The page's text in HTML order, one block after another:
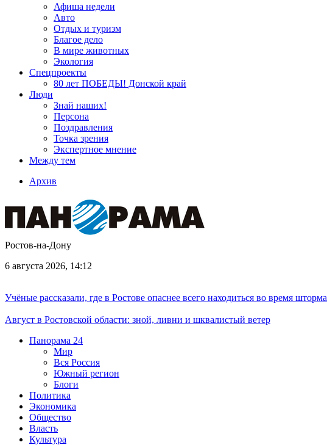
Афиша недели
Авто
Отдых и туризм
Благое дело
В мире животных
Экология
Спецпроекты
80 лет ПОБЕДЫ! Донской край
Люди
Знай наших!
Персона
Поздравления
Точка зрения
Экспертное мнение
Между тем
Архив
Ростов-на-Дону
6 августа 2026, 14:12
Учёные рассказали, где в Ростове опаснее всего находиться во время шторма
Август в Ростовской области: зной, ливни и шквалистый ветер
Панорама 24
Мир
Вся Россия
Южный регион
Блоги
Политика
Экономика
Общество
Власть
Культура